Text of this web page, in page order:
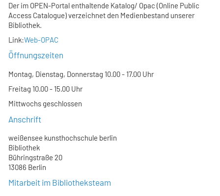
Der im OPEN-Portal enthaltende Katalog/ Opac (Online Public
Access Catalogue) verzeichnet den Medienbestand unserer
Bibliothek.
Link:Web-OPAC
Öffnungszeiten
Montag, Dienstag, Donnerstag 10.00 - 17.00 Uhr
Freitag 10.00 - 15.00 Uhr
Mittwochs geschlossen
Anschrift
weißensee kunsthochschule berlin
Bibliothek
Bühringstraße 20
13086 Berlin
Mitarbeit im Bibliotheksteam